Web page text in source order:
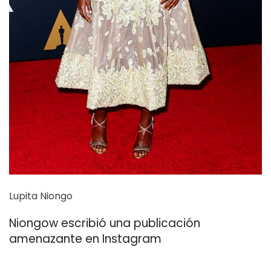
Lupita Niongo
Niongow escribió una publicación
amenazante en Instagram